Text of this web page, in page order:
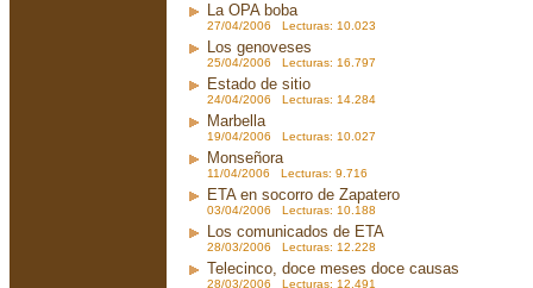
La OPA boba
27/04/2006 Lecturas: 10.023
Los genoveses
25/04/2006 Lecturas: 16.797
Estado de sitio
24/04/2006 Lecturas: 14.284
Marbella
19/04/2006 Lecturas: 10.027
Monseñora
11/04/2006 Lecturas: 9.716
ETA en socorro de Zapatero
03/04/2006 Lecturas: 10.188
Los comunicados de ETA
28/03/2006 Lecturas: 12.228
Telecinco, doce meses doce causas
28/03/2006 Lecturas: 12.491